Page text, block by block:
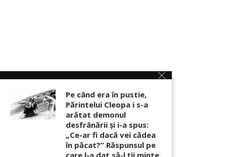
Pe când era în pustie,
Părintelui Cleopa i s-a
arătat demonul
desfrânării şi i-a spus:
„Ce-ar fi dacă vei cădea
în păcat?” Răspunsul pe
care l-a dat să-l ții minte,